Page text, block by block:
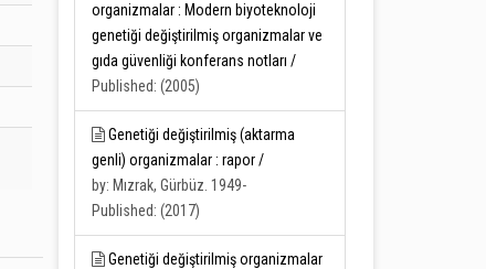
organizmalar : Modern biyoteknoloji
genetiği değiştirilmiş organizmalar ve
gıda güvenliği konferans notları /
Published: (2005)
Genetiği değiştirilmiş (aktarma
genli) organizmalar : rapor /
by: Mızrak, Gürbüz. 1949-
Published: (2017)
Genetiği değiştirilmiş organizmalar